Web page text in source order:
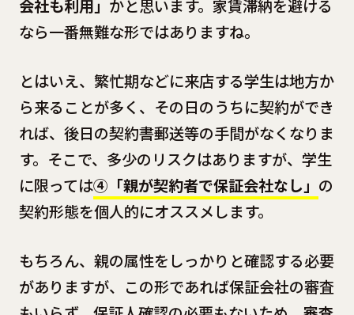
会社も利用」 かと思います。家賃滞納を避ける
なら一番無難な形ではありますね。
とはいえ、繁忙期などに来店する学生は地方か
ら来ることが多く、その日のうちに契約ができ
れば、後日の契約書郵送等の手間がなくなりま
す。そこで、多少のリスクはありますが、学生
に限っては④「親が契約者で保証会社なし」 の
契約形態を個人的にオススメします。
もちろん、親の属性をしっかりと確認する必要
がありますが、この形であれば保証会社の審査